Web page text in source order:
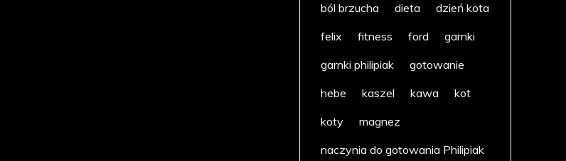
ból brzucha
dieta
dzień kota
felix
fitness ford
garnki
garnki philipiak
gotowanie
hebe
kaszel kawa
kot
koty
magnez
naczynia do gotowania Philipiak